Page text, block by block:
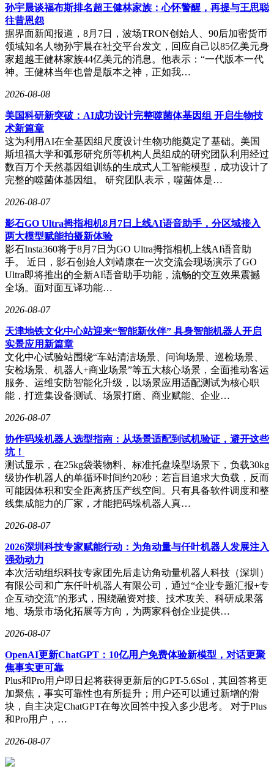
孙宇晨谈福布斯排名超王健林家族：心怀警醒，再提与王思聪
往昔恩怨
据界面新闻报道，8月7日，波场TRON创始人、90后加密货币
领域知名人物孙宇晨在社交平台发文，回应自己以85亿美元身
家超越王健林家族44亿美元的消息。他表示：“一代版本一代
神。王健林当年也曾是版本之神，正如我…
2026-08-08
美国科研新突破：AI成功设计完整噬菌体基因组 开启生物技
术新篇章
这为利用AI在全基因组尺度设计生物功能奠定了基础。美国
斯坦福大学和弧形研究所等机构人员组成的研究团队利用经过
数百万个天然基因组训练的生成式人工智能模型，成功设计了
完整的噬菌体基因组。 研究团队表示，噬菌体是…
2026-08-07
影石GO Ultra拇指相机8月7日上线AI语音助手，分区域接入
两大模型赋能拍摄新体验
影石Insta360将于8月7日为GO Ultra拇指相机上线AI语音助
手。 近日，影石创始人刘靖康在一次交流会现场演示了GO
Ultra即将推出的全新AI语音助手功能，流畅的交互效果震撼
全场。面对面互译功能…
2026-08-07
天津地铁文化中心站迎来“智能新伙伴” 具身智能机器人开启
实景应用新篇章
文化中心试验站围绕“车站清洁场景、问询场景、巡检场景、
安检场景、机器人+商业场景”等五大核心场景，全面推动客运
服务、运维安防智能化升级，以场景应用适配测试为核心职
能，打造集设备测试、场景打磨、商业赋能、企业…
2026-08-07
协作码垛机器人选型指南：从场景适配到试机验证，避开这些
坑！
测试显示，在25kg袋装物料、标准托盘垛型场景下，负载30kg
级协作机器人的单循环时间约20秒；若盲目追求大负载，反而
可能因体积和安全距离挤压产线空间。只有具备软件调度和整
线集成能力的厂家，才能把码垛机器人真…
2026-08-07
2026深圳科技专家赋能行动：为角动量与仟叶机器人发展注入
强劲动力
本次活动组织科技专家团先后走访角动量机器人科技（深圳）
有限公司和广东仟叶机器人有限公司，通过“企业专题汇报+专
企互动交流”的形式，围绕融资对接、技术攻关、科研成果落
地、场景市场化拓展等方向，为两家科创企业提供…
2026-08-07
OpenAI更新ChatGPT：10亿用户免费体验新模型，对话更聚
焦事实更可靠
Plus和Pro用户即日起将获得更新后的GPT-5.6Sol，其回答将更
加聚焦，事实可靠性也有所提升；用户还可以通过新增的滑
块，自主决定ChatGPT在每次回答中投入多少思考。 对于Plus
和Pro用户，…
2026-08-07